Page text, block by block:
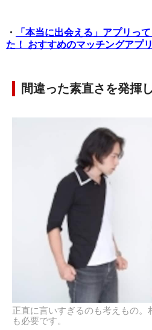
・
「本当に出会える」アプリっ
た！ おすすめのマッチングアプ
間違った素直さを発揮
正直に言いすぎるのも考えもの。
も必要です。